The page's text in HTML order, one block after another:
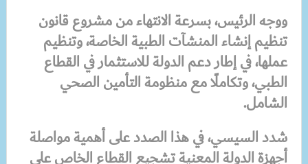
ووجه الرئيس، بسرعة الانتهاء من مشروع قانون
تنظيم إنشاء المنشآت الطبية الخاصة، وتنظيم
عملها، في إطار دعم الدولة للاستثمار في القطاع
الطبي، وتكاملًا مع منظومة التأمين الصحي
الشامل.
شدد السيسي، في هذا الصدد على أهمية مواصلة
أجهزة الدولة المعنية تشجيع القطاع الخاص على